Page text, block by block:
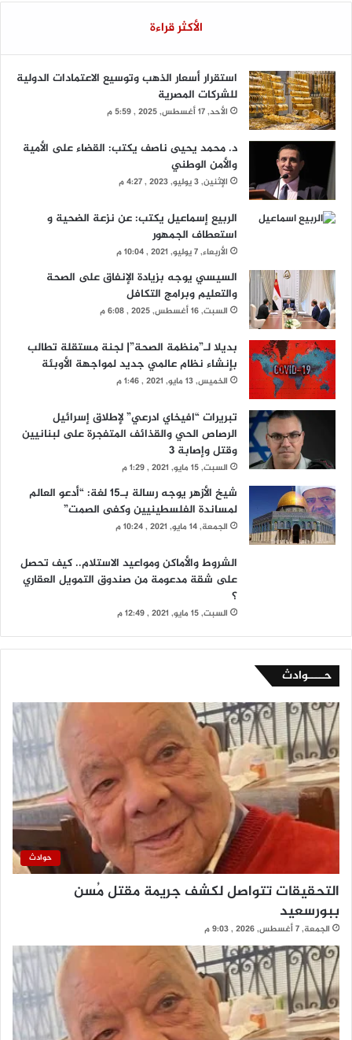
الأكثر قراءة
استقرار أسعار الذهب وتوسيع الاعتمادات الدولية
للشركات المصرية
الأحد, 17 أغسطس, 2025 , 5:59 م
د. محمد يحيى ناصف يكتب: القضاء على الأمية
والأمن الوطني
الإثنين, 3 يوليو, 2023 , 4:27 م
الربيع إسماعيل يكتب: عن نزعة الضحية و
استعطاف الجمهور
الأربعاء, 7 يوليو, 2021 , 10:04 م
السيسي يوجه بزيادة الإنفاق على الصحة
والتعليم وبرامج التكافل
السبت, 16 أغسطس, 2025 , 6:08 م
بديلا لـ”منظمة الصحة”| لجنة مستقلة تطالب
بإنشاء نظام عالمي جديد لمواجهة الأوبئة
الخميس, 13 مايو, 2021 , 1:46 م
تبريرات “افيخاي ادرعي” لإطلاق إسرائيل
الرصاص الحي والقذائف المتفجرة على لبنانيين
وقتل وإصابة 3
السبت, 15 مايو, 2021 , 1:29 م
شيخ الأزهر يوجه رسالة بـ15 لغة: “أدعو العالم
لمساندة الفلسطينيين وكفى الصمت”
الجمعة, 14 مايو, 2021 , 10:24 م
الشروط والأماكن ومواعيد الاستلام.. كيف تحصل
على شقة مدعومة من صندوق التمويل العقاري
؟
السبت, 15 مايو, 2021 , 12:49 م
حــــوادث
حوادث
التحقيقات تتواصل لكشف جريمة مقتل مُسن
ببورسعيد
الجمعة, 7 أغسطس, 2026 , 9:03 م